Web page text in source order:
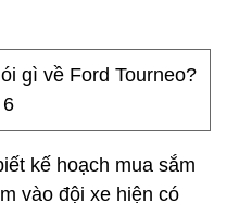
kế hoạch mua sắm
vào đội xe hiện có